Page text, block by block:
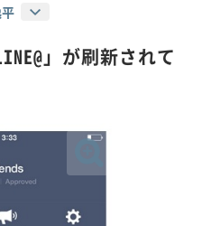
」が刷新されて